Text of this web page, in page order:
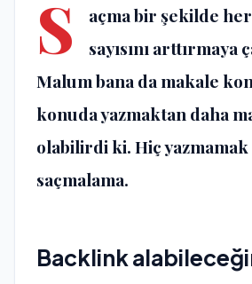
S
açma bir şekilde
sayısını arttırmaya
Malum bana da makale
konuda yazmaktan daha
olabilirdi ki. Hiç yazmamak
saçmalama.
Backlink